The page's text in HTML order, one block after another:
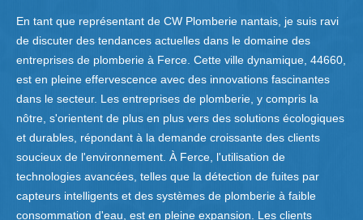
En tant que représentant de CW Plomberie nantais, je suis ravi
de discuter des tendances actuelles dans le domaine des
entreprises de plomberie à Ferce. Cette ville dynamique, 44660,
est en pleine effervescence avec des innovations fascinantes
dans le secteur. Les entreprises de plomberie, y compris la
nôtre, s'orientent de plus en plus vers des solutions écologiques
et durables, répondant à la demande croissante des clients
soucieux de l'environnement. À Ferce, l'utilisation de
technologies avancées, telles que la détection de fuites par
capteurs intelligents et des systèmes de plomberie à faible
consommation d'eau, est en pleine expansion. Les clients